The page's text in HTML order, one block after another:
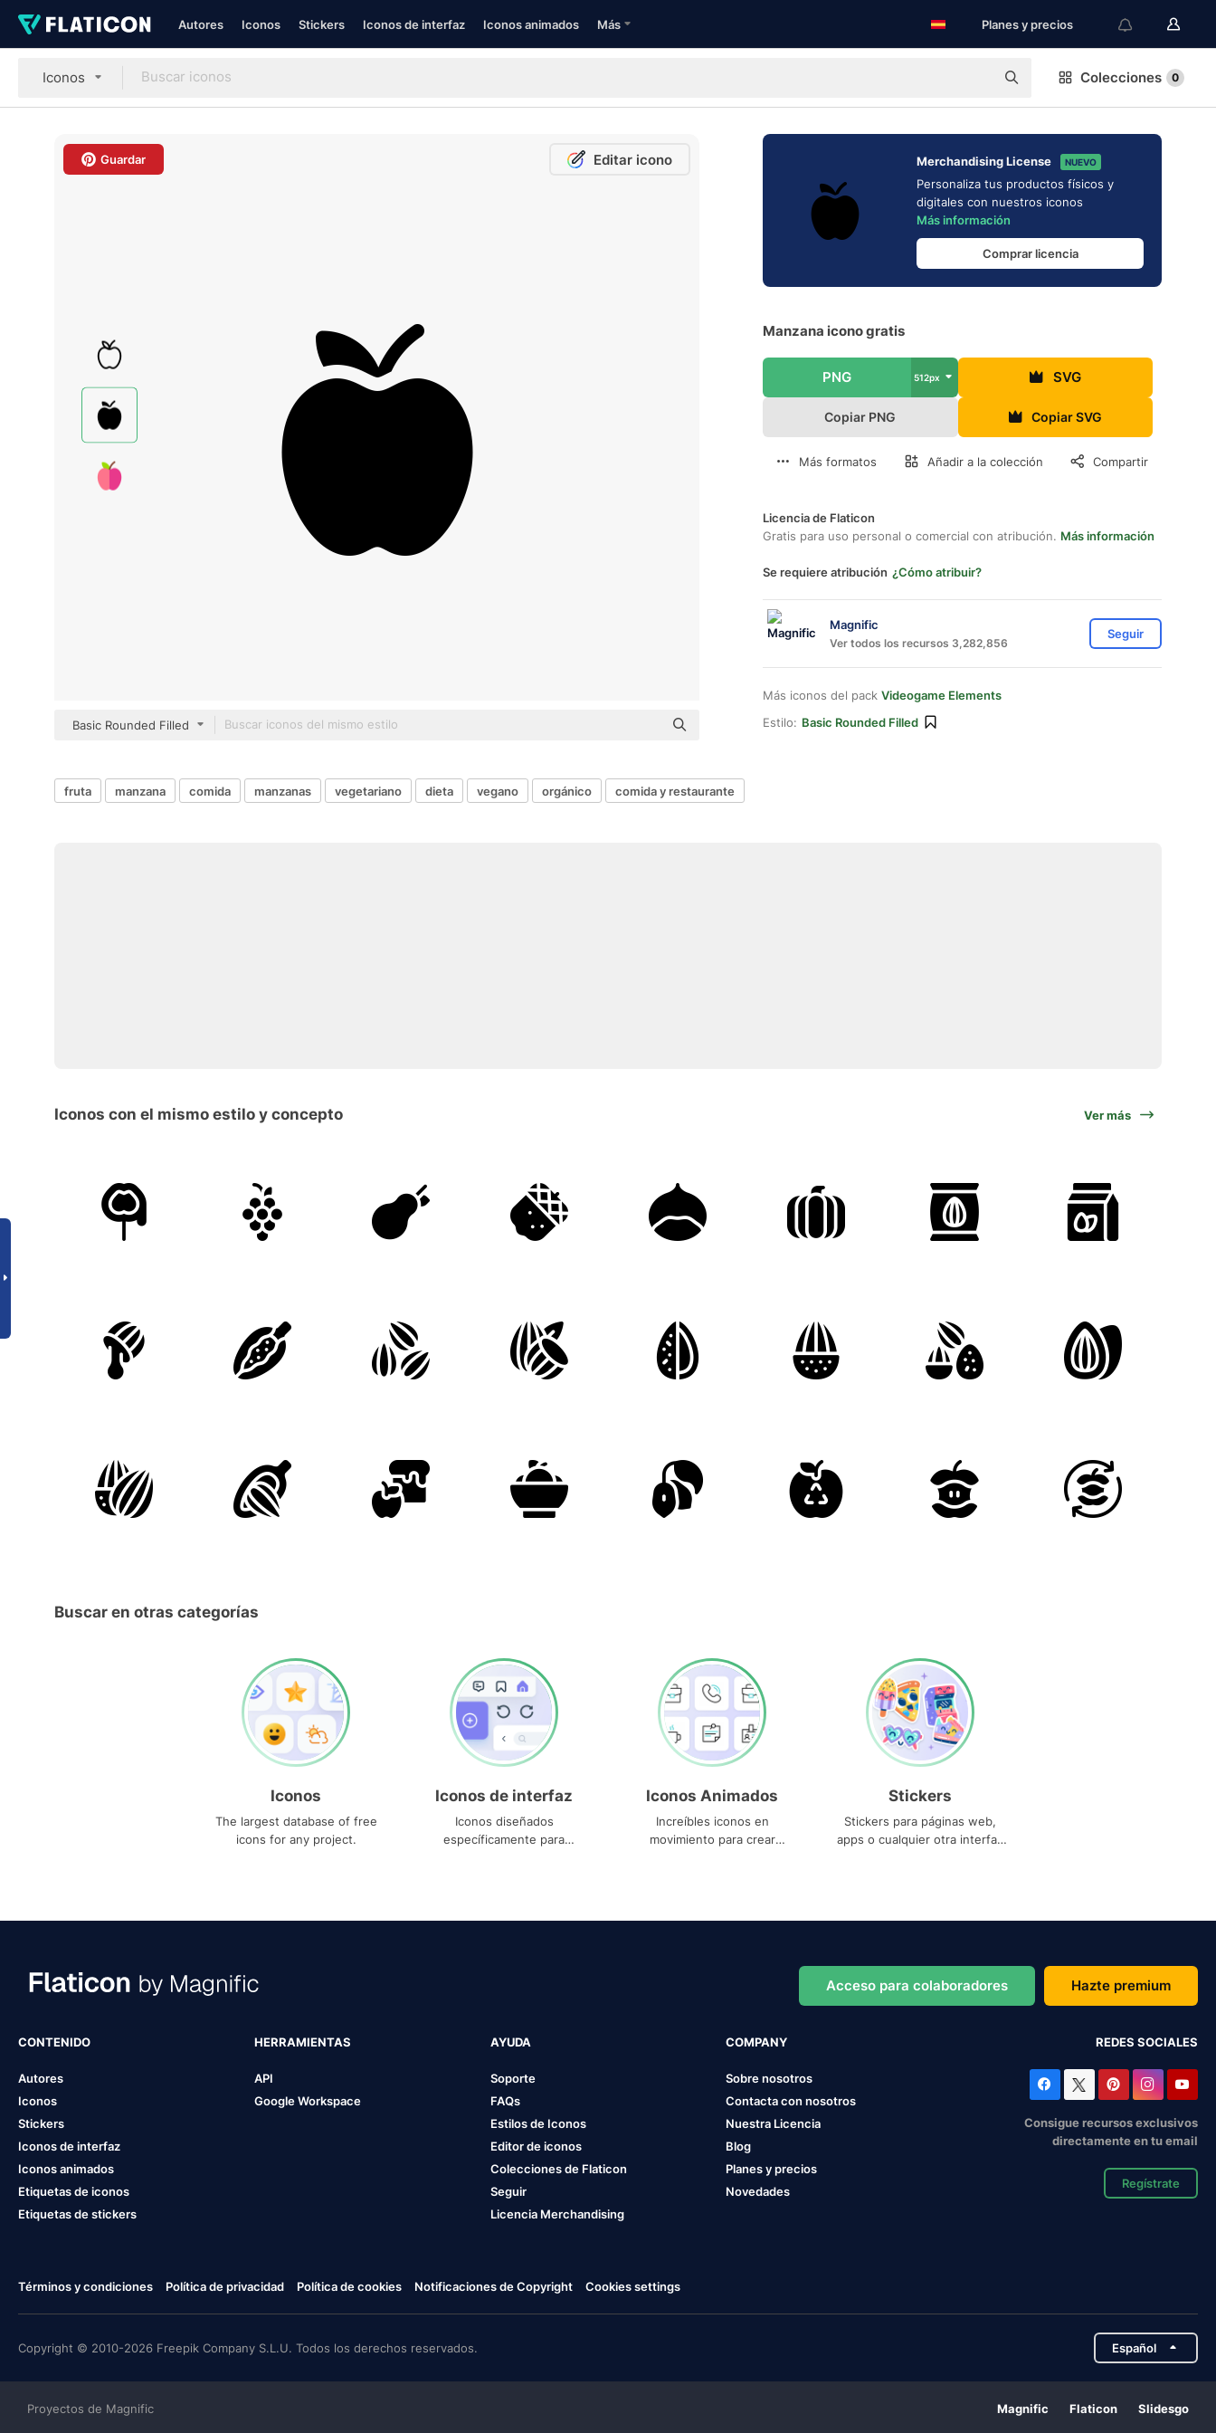
Autores Iconos Stickers Iconos de interfaz Iconos animados Más Planes y precios
Iconos Colecciones 0
Guardar Editar icono
Basic Rounded Filled
Merchandising License NUEVO
Personaliza tus productos físicos y
digitales con nuestros iconos
Más información
Comprar licencia
Manzana icono gratis
PNG 512px SVG
Copiar PNG Copiar SVG
Más formatos Añadir a la colección Compartir
Licencia de Flaticon
Gratis para uso personal o comercial con atribución. Más información
Se requiere atribución ¿Cómo atribuir?
Magnific
Ver todos los recursos 3,282,856
Seguir
Más iconos del pack Videogame Elements
Estilo: Basic Rounded Filled
fruta manzana comida manzanas vegetariano dieta vegano orgánico comida y restaurante
Iconos con el mismo estilo y concepto Ver más
Buscar en otras categorías
Iconos
The largest database of free
icons for any project.
Iconos de interfaz
Iconos diseñados
específicamente para
Iconos Animados
Increíbles iconos en
movimiento para crear
Stickers
Stickers para páginas web,
apps o cualquier otra interfaz
Acceso para colaboradores Hazte premium
CONTENIDO
Autores
Iconos
Stickers
Iconos de interfaz
Iconos animados
Etiquetas de iconos
Etiquetas de stickers
HERRAMIENTAS
API
Google Workspace
AYUDA
Soporte
FAQs
Estilos de Iconos
Editor de iconos
Colecciones de Flaticon
Seguir
Licencia Merchandising
COMPANY
Sobre nosotros
Contacta con nosotros
Nuestra Licencia
Blog
Planes y precios
Novedades
REDES SOCIALES
Consigue recursos exclusivos
directamente en tu email
Regístrate
Términos y condiciones Política de privacidad Política de cookies Notificaciones de Copyright Cookies settings
Copyright © 2010-2026 Freepik Company S.L.U. Todos los derechos reservados. Español
Proyectos de Magnific Magnific Flaticon Slidesgo